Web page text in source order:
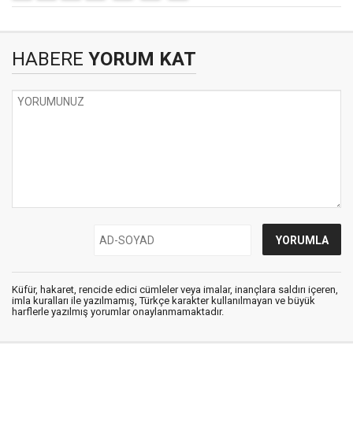
HABERE YORUM KAT
Küfür, hakaret, rencide edici cümleler veya imalar, inançlara saldırı içeren,
imla kuralları ile yazılmamış, Türkçe karakter kullanılmayan ve büyük
harflerle yazılmış yorumlar onaylanmamaktadır.